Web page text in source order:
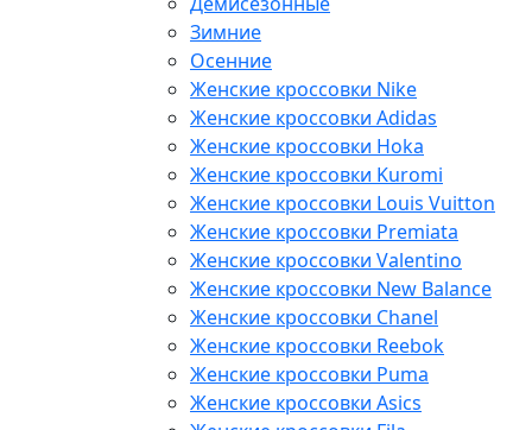
Зимние
Осенние
Женские кроссовки Nike
Женские кроссовки Adidas
Женские кроссовки Hoka
Женские кроссовки Kuromi
Женские кроссовки Louis Vuitton
Женские кроссовки Premiata
Женские кроссовки Valentino
Женские кроссовки New Balance
Женские кроссовки Chanel
Женские кроссовки Reebok
Женские кроссовки Puma
Женские кроссовки Asics